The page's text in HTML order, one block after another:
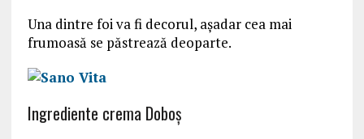
Una dintre foi va fi decorul, așadar cea mai
frumoasă se păstrează deoparte.
Ingrediente crema Doboş